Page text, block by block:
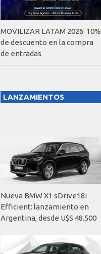
MOVILIZAR LATAM 2026: 10%
de descuento en la compra
de entradas
LANZAMIENTOS
Nueva BMW X1 sDrive18i
Efficient: lanzamiento en
Argentina, desde U$S 48.500